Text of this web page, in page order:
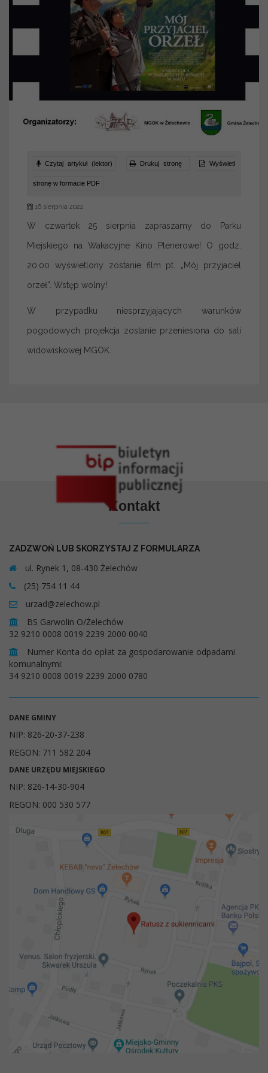
Czytaj artykuł (lektor) Drukuj stronę Wyświetl
stronę w formacie PDF
16 sierpnia 2022
W czwartek 25 sierpnia zapraszamy do Parku
Miejskiego na Wakacyjne Kino Plenerowe! O godz.
20.00 wyświetlony zostanie film pt. „Mój przyjaciel
orzeł”. Wstęp wolny!
W przypadku niesprzyjających warunków
pogodowych projekcja zostanie przeniesiona do sali
widowiskowej MGOK.
Kontakt
ZADZWOŃ LUB SKORZYSTAJ Z FORMULARZA
ul. Rynek 1, 08-430 Żelechów
(25) 754 11 44
urzad@zelechow.pl
BS Garwolin O/Żelechów
32 9210 0008 0019 2239 2000 0040
Numer Konta do opłat za gospodarowanie odpadami
komunalnymi:
34 9210 0008 0019 2239 2000 0780
DANE GMINY
NIP: 826-20-37-238
REGON: 711 582 204
DANE URZĘDU MIEJSKIEGO
NIP: 826-14-30-904
REGON: 000 530 577